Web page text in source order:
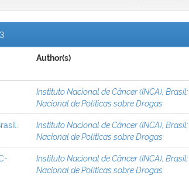
Author(s)
Instituto Nacional de Câncer (INCA), Brasil;
Nacional de Políticas sobre Drogas
Instituto Nacional de Câncer (INCA), Brasil;
Nacional de Políticas sobre Drogas
Instituto Nacional de Câncer (INCA), Brasil;
Nacional de Políticas sobre Drogas